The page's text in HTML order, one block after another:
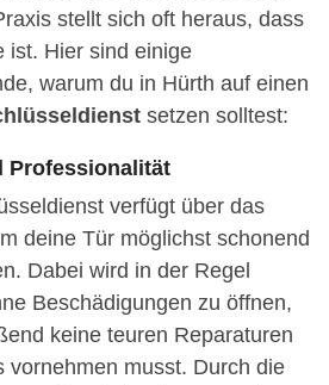
stellt sich oft heraus, dass
ist. Hier sind einige
warum du in Hürth auf einen
setzen solltest:
Professionalität
verfügt über das
deine Tür möglichst schonend
Dabei wird in der Regel
Beschädigungen zu öffnen,
keine teuren Reparaturen
vornehmen musst. Durch die